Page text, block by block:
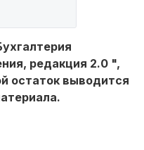
редакция 2.0 ",
остаток выводится